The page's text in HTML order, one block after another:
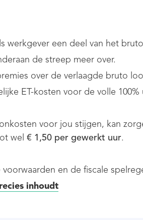
werkgever een deel van het
de streep meer over.
over de verlaagde bruto
ET-kosten voor de volle
voor jou stijgen, kan
wel € 1,50 per gewerkt uur.
en de fiscale
inhoudt